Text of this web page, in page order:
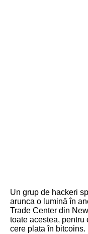
Un grup de hackeri
arunca o lumină în
Trade Center din
toate acestea, pentru
cere plata în bitcoins.